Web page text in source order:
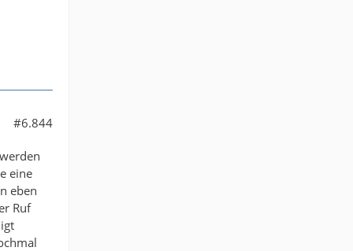
#6.844
eine
eben
Ruf